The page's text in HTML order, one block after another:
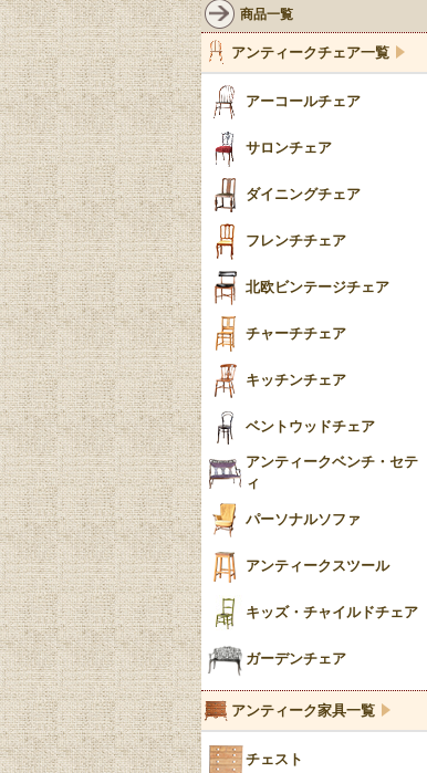
パーテーション・間
仕切り
ガーデンファニチャ
ー
ミラー
花瓶おしゃれ
陶器の人形
キャンドルホルダー
アールデコ
ターニングレッグ
バルボスレッグ
ボビンターニング
ツイスト
トライポッド
バラスター
陶磁器の模様一覧
イマリ（IMARI）
ブルー＆ホワイト
ブルーウィローパターン
Blue）
ウォーカー＆ホール
商品一覧
アンティークチェア一覧
アーコールチェア
サロンチェア
ダイニングチェア
フレンチチェア
北欧ビンテージチェア
チャーチチェア
キッチンチェア
ベントウッドチェア
アンティークベンチ・セテ
ィ
パーソナルソファ
アンティークスツール
キッズ・チャイルドチェア
ガーデンチェア
アンティーク家具一覧
チェスト